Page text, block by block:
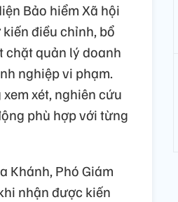
Bảo hiểm Xã hội
điều chỉnh, bổ
chặt quản lý doanh
nghiệp vi phạm.
xét, nghiên cứu
phù hợp với từng
Khánh, Phó Giám
nhận được kiến